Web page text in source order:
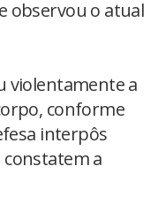
observou o atual
violentamente a
conforme
interpôs
a